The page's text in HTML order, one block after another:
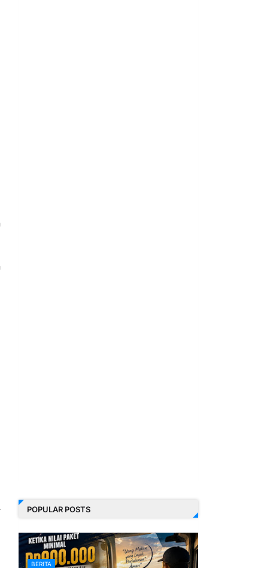
POPULAR POSTS
BERITA